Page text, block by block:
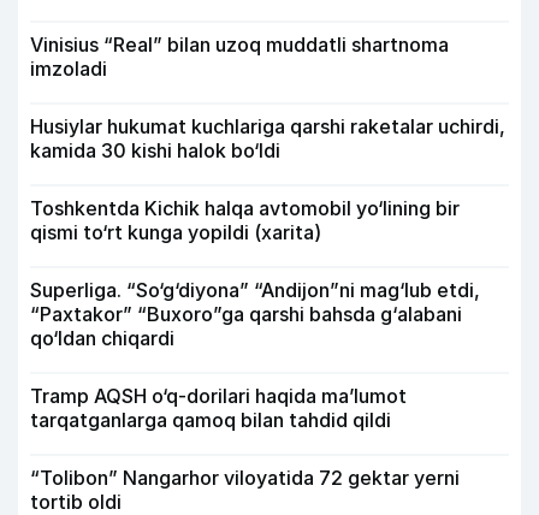
Vinisius “Real” bilan uzoq muddatli shartnoma
imzoladi
Husiylar hukumat kuchlariga qarshi raketalar uchirdi,
kamida 30 kishi halok bo‘ldi
Toshkentda Kichik halqa avtomobil yo‘lining bir
qismi to‘rt kunga yopildi (xarita)
Superliga. “So‘g‘diyona” “Andijon”ni mag‘lub etdi,
“Paxtakor” “Buxoro”ga qarshi bahsda g‘alabani
qo‘ldan chiqardi
Tramp AQSH o‘q-dorilari haqida ma’lumot
tarqatganlarga qamoq bilan tahdid qildi
“Tolibon” Nangarhor viloyatida 72 gektar yerni
tortib oldi